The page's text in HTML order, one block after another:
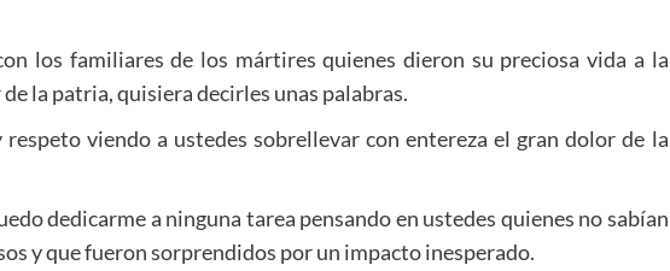
los familiares de los mártires quienes dieron su preciosa vida a la
la patria, quisiera decirles unas palabras.
viendo a ustedes sobrellevar con entereza el gran dolor de la
dedicarme a ninguna tarea pensando en ustedes quienes no sabían
y que fueron sorprendidos por un impacto inesperado.